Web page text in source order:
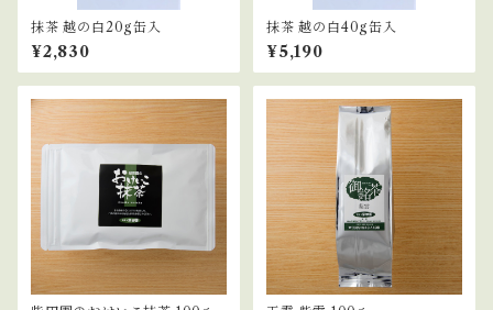
抹茶 越の白20g缶入
¥2,830
抹茶 越の白40g缶入
¥5,190